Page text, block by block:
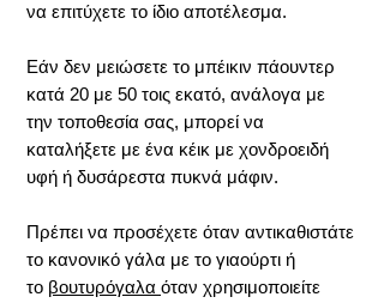
να επιτύχετε το ίδιο αποτέλεσμα.
Εάν δεν μειώσετε το μπέικιν πάουντερ
κατά 20 με 50 τοις εκατό, ανάλογα με
την τοποθεσία σας, μπορεί να
καταλήξετε με ένα κέικ με χονδροειδή
υφή ή δυσάρεστα πυκνά μάφιν.
Πρέπει να προσέχετε όταν αντικαθιστάτε
το κανονικό γάλα με το γιαούρτι ή
το βουτυρόγαλα όταν χρησιμοποιείτε